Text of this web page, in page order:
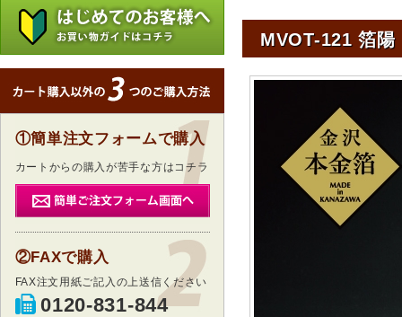
MVOT-121 箔陽
①簡単注文フォームで購入
カートからの購入が苦手な方はコチラ
②FAXで購入
FAX注文用紙ご記入の上送信ください
0120-831-844